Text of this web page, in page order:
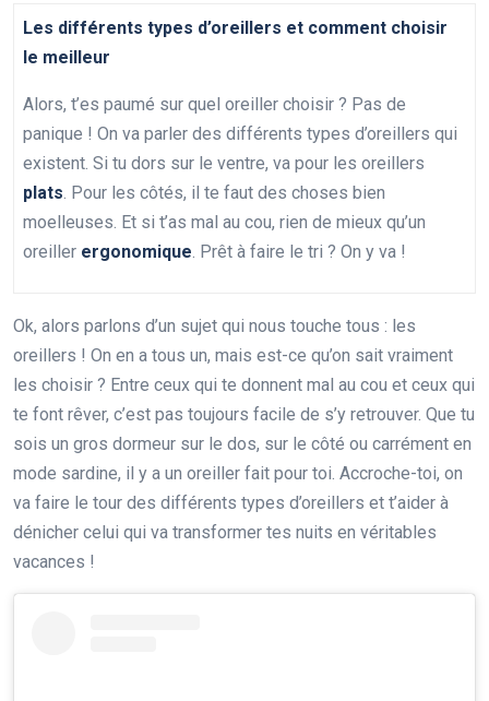
Les différents types d’oreillers et comment choisir
le meilleur
Alors, t’es paumé sur quel oreiller choisir ? Pas de
panique ! On va parler des différents types d’oreillers qui
existent. Si tu dors sur le ventre, va pour les oreillers
plats. Pour les côtés, il te faut des choses bien
moelleuses. Et si t’as mal au cou, rien de mieux qu’un
oreiller ergonomique. Prêt à faire le tri ? On y va !
Ok, alors parlons d’un sujet qui nous touche tous : les
oreillers ! On en a tous un, mais est-ce qu’on sait vraiment
les choisir ? Entre ceux qui te donnent mal au cou et ceux qui
te font rêver, c’est pas toujours facile de s’y retrouver. Que tu
sois un gros dormeur sur le dos, sur le côté ou carrément en
mode sardine, il y a un oreiller fait pour toi. Accroche-toi, on
va faire le tour des différents types d’oreillers et t’aider à
dénicher celui qui va transformer tes nuits en véritables
vacances !